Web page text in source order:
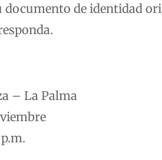
– La Palma